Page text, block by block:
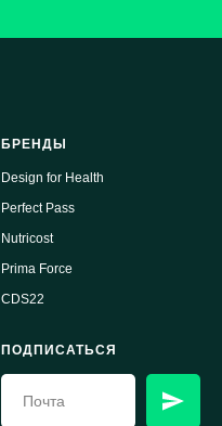
БРЕНДЫ
Design for Health
Perfect Pass
Nutricost
Prima Force
CDS22
ПОДПИСАТЬСЯ